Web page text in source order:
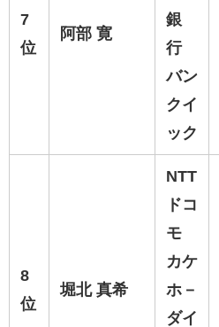
7
位
阿部 寛
銀
行
バン
クイ
ック
8
位
堀北 真希
NTT
ドコ
モ
カケ
ホ－
ダイ